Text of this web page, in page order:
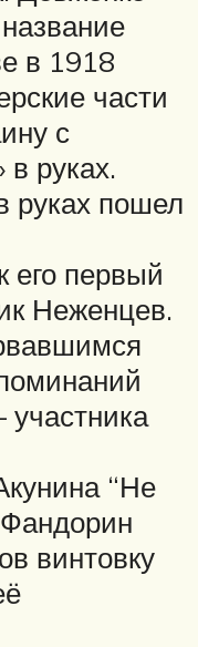
в 1918
части
с
руках.
руках пошел
его первый
Неженцев.
“Не
винтовку